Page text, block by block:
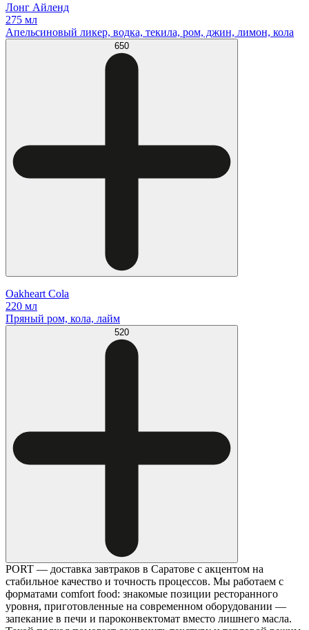
Лонг Айленд
275 мл
Апельсиновый ликер, водка, текила, ром, джин, лимон, кола
650
Oakheart Cola
220 мл
Пряный ром, кола, лайм
520
PORT — доставка завтраков в Саратове с акцентом на
стабильное качество и точность процессов. Мы работаем с
форматами comfort food: знакомые позиции ресторанного
уровня, приготовленные на современном оборудовании —
запекание в печи и пароконвектомат вместо лишнего масла.